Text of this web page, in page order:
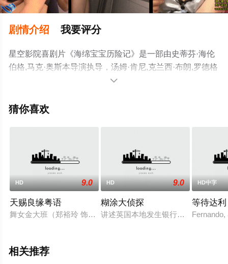
剧情介绍 我要评分
星空影院喜剧片《海绵宝宝历险记》是一部由史蒂芬·海伦
伯格,马克·奥斯本导演执导，汤姆·肯尼,克兰西·布朗,罗德格
尔·邦帕斯,比尔·法格巴克,劳伦斯先生,吉尔·塔利,卡罗琳·劳
精彩演绎的美国电影，手机免费观看高清无删减完整版电

猜你喜欢
HD 9.0
天赐良缘粤语
舞女金大班（郑裕玲 饰）疼爱弟弟吉仔（张学友 饰）。但吉仔
HD 9.0
糊涂大侦探
讲述英国本地发生银行劫案，苏格兰
HD中字
等待达利
相关推荐